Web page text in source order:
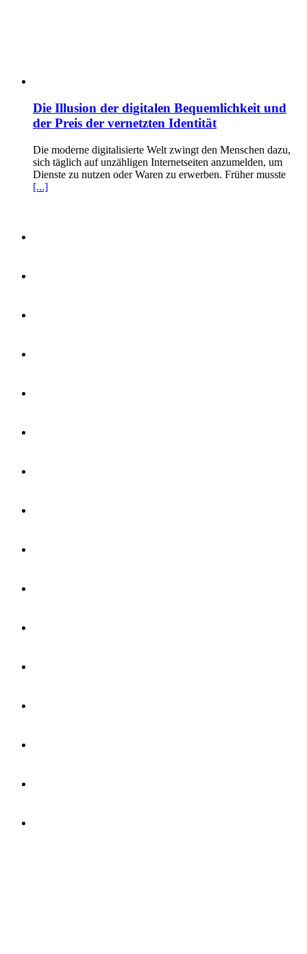
Die Illusion der digitalen Bequemlichkeit und
der Preis der vernetzten Identität
Die moderne digitalisierte Welt zwingt den Menschen dazu,
sich täglich auf unzähligen Internetseiten anzumelden, um
Dienste zu nutzen oder Waren zu erwerben. Früher musste
[...]